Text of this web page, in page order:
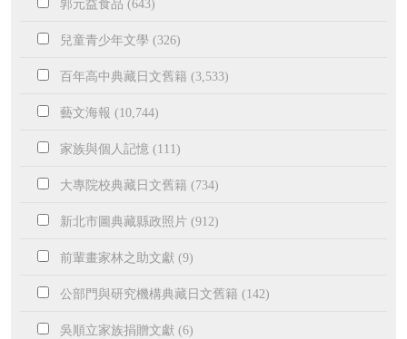
郭元益食品 (643)
兒童青少年文學 (326)
百年高中典藏日文舊籍 (3,533)
藝文海報 (10,744)
家族與個人記憶 (111)
大專院校典藏日文舊籍 (734)
新北市圖典藏縣政照片 (912)
前輩畫家林之助文獻 (9)
公部門與研究機構典藏日文舊籍 (142)
吳順立家族捐贈文獻 (6)